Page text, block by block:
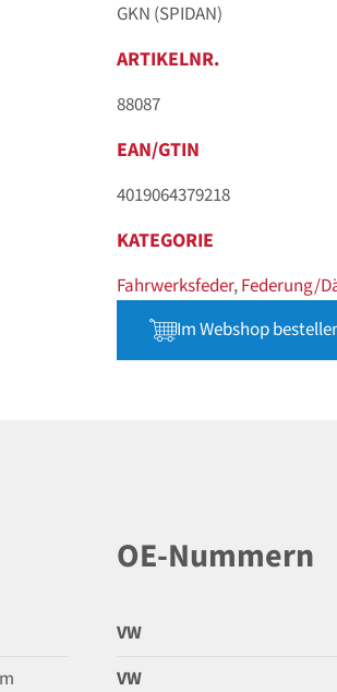
GKN (SPIDAN)
ARTIKELNR.
88087
EAN/GTIN
4019064379218
KATEGORIE
Fahrwerksfeder,Federung/
Im Webshop
OE-Nummern
VW
VW